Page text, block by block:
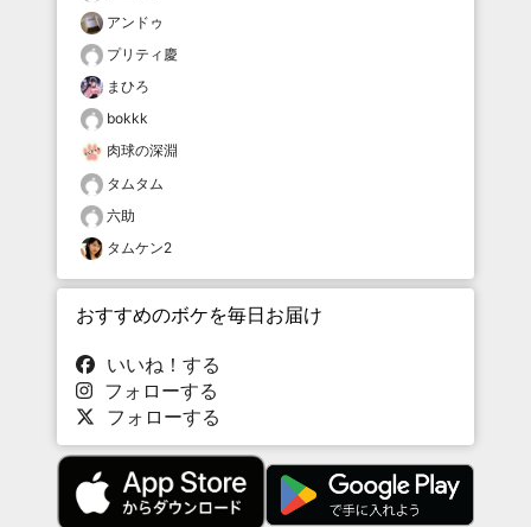
アンドゥ
プリティ慶
まひろ
bokkk
肉球の深淵
タムタム
六助
タムケン2
おすすめのボケを毎日お届け
いいね！する
フォローする
フォローする